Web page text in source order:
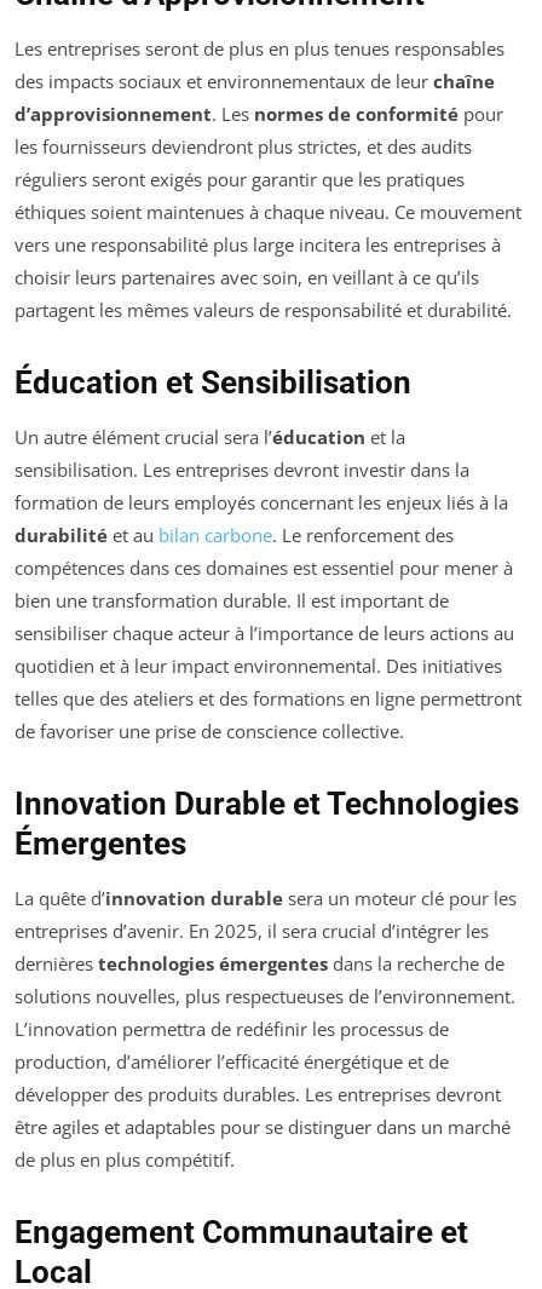
Les entreprises seront de plus en plus tenues responsables
des impacts sociaux et environnementaux de leur chaîne
d’approvisionnement. Les normes de conformité pour
les fournisseurs deviendront plus strictes, et des audits
réguliers seront exigés pour garantir que les pratiques
éthiques soient maintenues à chaque niveau. Ce mouvement
vers une responsabilité plus large incitera les entreprises à
choisir leurs partenaires avec soin, en veillant à ce qu’ils
partagent les mêmes valeurs de responsabilité et durabilité.
Éducation et Sensibilisation
Un autre élément crucial sera l’éducation et la
sensibilisation. Les entreprises devront investir dans la
formation de leurs employés concernant les enjeux liés à la
durabilité et au bilan carbone. Le renforcement des
compétences dans ces domaines est essentiel pour mener à
bien une transformation durable. Il est important de
sensibiliser chaque acteur à l’importance de leurs actions au
quotidien et à leur impact environnemental. Des initiatives
telles que des ateliers et des formations en ligne permettront
de favoriser une prise de conscience collective.
Innovation Durable et Technologies
Émergentes
La quête d’innovation durable sera un moteur clé pour les
entreprises d’avenir. En 2025, il sera crucial d’intégrer les
dernières technologies émergentes dans la recherche de
solutions nouvelles, plus respectueuses de l’environnement.
L’innovation permettra de redéfinir les processus de
production, d’améliorer l’efficacité énergétique et de
développer des produits durables. Les entreprises devront
être agiles et adaptables pour se distinguer dans un marché
de plus en plus compétitif.
Engagement Communautaire et
Local